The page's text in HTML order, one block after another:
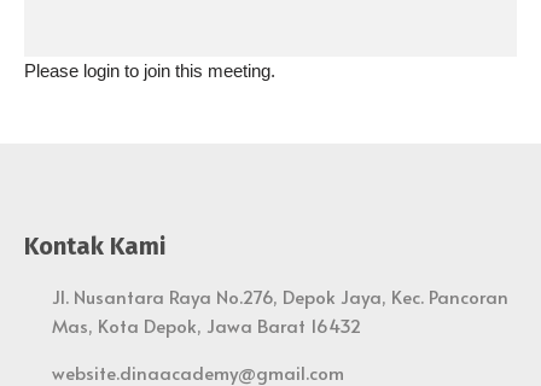
Please login to join this meeting.
Kontak Kami
Jl. Nusantara Raya No.276, Depok Jaya, Kec. Pancoran
Mas, Kota Depok, Jawa Barat 16432
website.dinaacademy@gmail.com